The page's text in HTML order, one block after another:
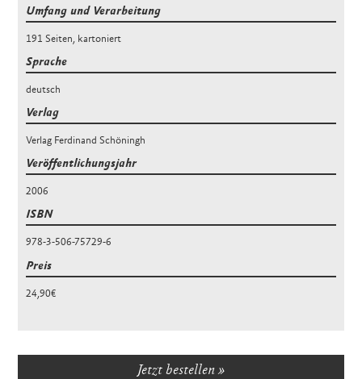
Umfang und Verarbeitung
191 Seiten, kartoniert
Sprache
deutsch
Verlag
Verlag Ferdinand Schöningh
Veröffentlichungsjahr
2006
ISBN
978-3-506-75729-6
Preis
24,90€
Jetzt bestellen